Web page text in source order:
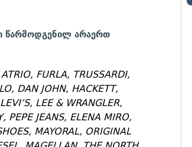
წარმოდგენილ არაერთ
FURLA, TRUSSARDI,
DAN JOHN, HACKETT,
LEE & WRANGLER,
PEPE JEANS, ELENA MIRO,
MAYORAL, ORIGINAL